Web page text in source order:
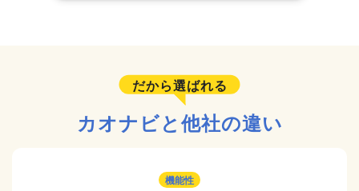
だから選ばれる
カオナビと他社の違い
機能性